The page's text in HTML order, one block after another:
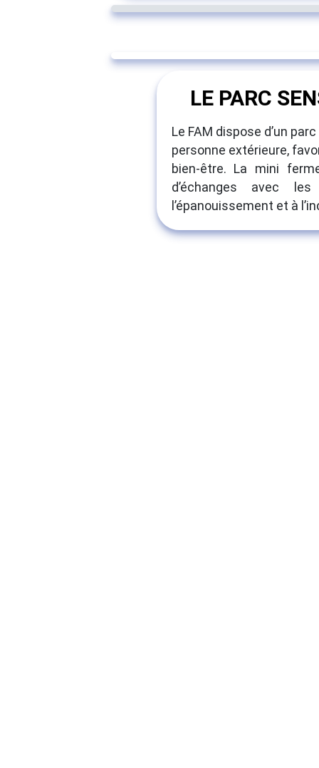
LE PARC
Le FAM dispose d’un
personne extérieure,
bien-être. La mini
d’échanges avec
l’épanouissement et à